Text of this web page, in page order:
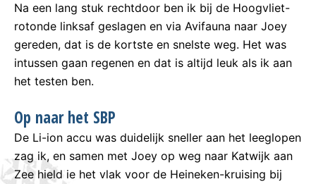
Na een lang stuk rechtdoor ben ik bij de Hoogvliet-
rotonde linksaf geslagen en via Avifauna naar Joey
gereden, dat is de kortste en snelste weg. Het was
intussen gaan regenen en dat is altijd leuk als ik aan
het testen ben.
Op naar het SBP
De Li-ion accu was duidelijk sneller aan het leeglopen
zag ik, en samen met Joey op weg naar Katwijk aan
Zee hield ie het vlak voor de Heineken-kruising bij